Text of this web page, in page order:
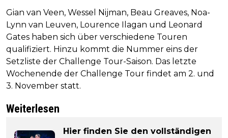
Gian van Veen, Wessel Nijman, Beau Greaves, Noa-
Lynn van Leuven, Lourence Ilagan und Leonard
Gates haben sich über verschiedene Touren
qualifiziert. Hinzu kommt die Nummer eins der
Setzliste der Challenge Tour-Saison. Das letzte
Wochenende der Challenge Tour findet am 2. und
3. November statt.
Weiterlesen
Hier finden Sie den vollständigen